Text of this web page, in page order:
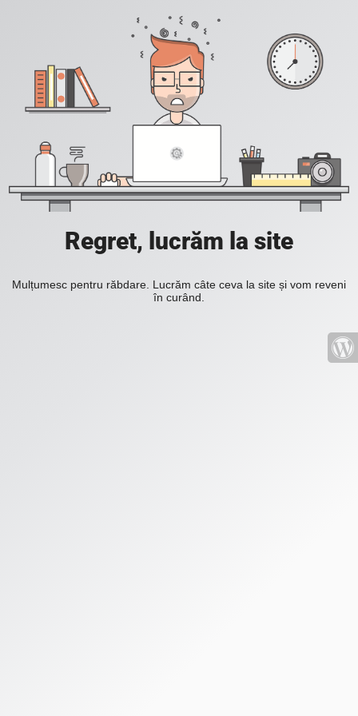
Regret, lucrăm la site
Mulțumesc pentru răbdare. Lucrăm câte ceva la site și vom reveni
în curând.